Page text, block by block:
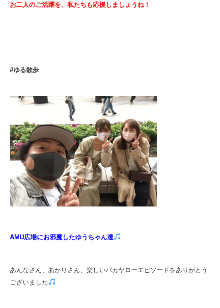
お二人のご活躍を、私たちも応援しましょうね！
#ゆる散歩
AMU広場にお邪魔したゆうちゃん達
あんなさん、あかりさん、楽しいバカヤローエピソードをありがとう
ございました